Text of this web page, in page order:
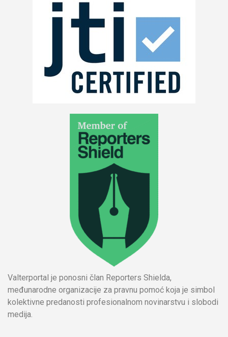
Valterportal je ponosni član Reporters Shielda,
međunarodne organizacije za pravnu pomoć koja je simbol
kolektivne predanosti profesionalnom novinarstvu i slobodi
medija.